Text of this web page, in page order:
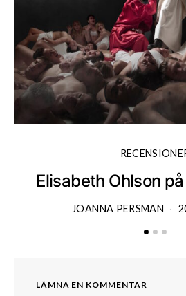
Elisabeth Ohlson
JOANNA PERSMAN
LÄMNA EN KOMMENTAR